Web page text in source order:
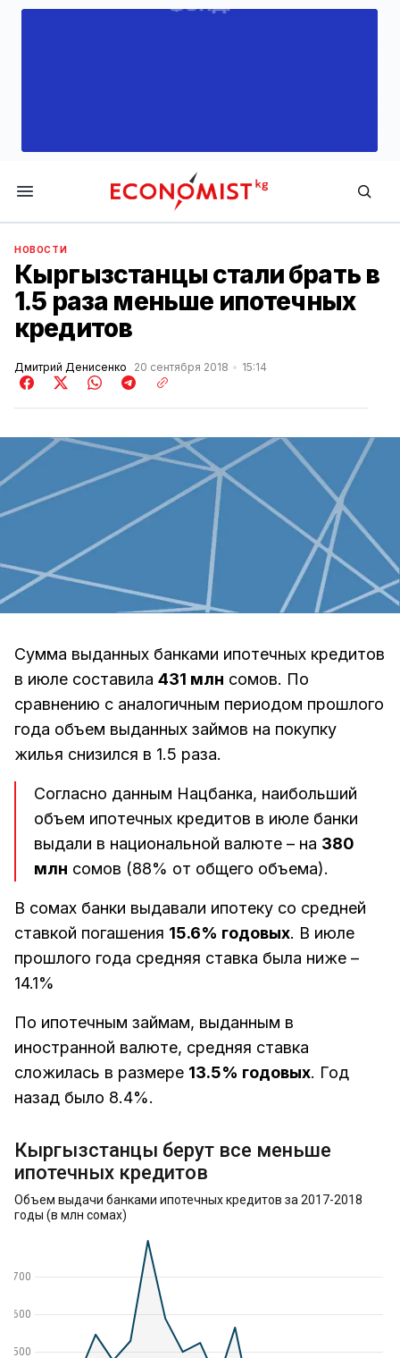
Economist.kg
НОВОСТИ
Кыргызстанцы стали брать в
1.5 раза меньше ипотечных
кредитов
Дмитрий Денисенко 20 сентября 2018 15:14
Сумма выданных банками ипотечных кредитов
в июле составила 431 млн сомов. По
сравнению с аналогичным периодом прошлого
года объем выданных займов на покупку
жилья снизился в 1.5 раза.
Согласно данным Нацбанка, наибольший
объем ипотечных кредитов в июле банки
выдали в национальной валюте – на 380
млн сомов (88% от общего объема).
В сомах банки выдавали ипотеку со средней
ставкой погашения 15.6% годовых. В июле
прошлого года средняя ставка была ниже –
14.1%
По ипотечным займам, выданным в
иностранной валюте, средняя ставка
сложилась в размере 13.5% годовых. Год
назад было 8.4%.